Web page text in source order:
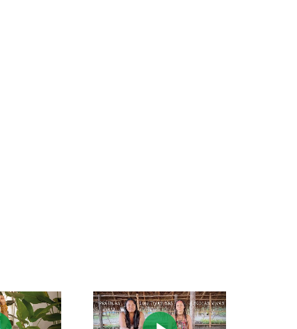
Video Play Video